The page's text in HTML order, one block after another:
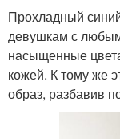
Прохладный
девушкам с любым
насыщенные
кожей. К тому же
образ, разбавив